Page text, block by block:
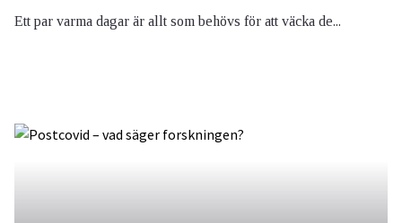
Ett par varma dagar är allt som behövs för att väcka de...